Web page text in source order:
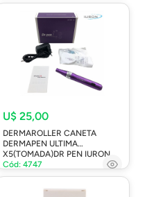
U$ 25,00
DERMAROLLER CANETA
DERMAPEN ULTIMA
X5(TOMADA)DR PEN IURON
Cód: 4747